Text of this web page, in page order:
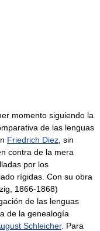
momento siguiendo la
de las lenguas
Friedrich Diez , sin
contra de la mera
por los
rígidas. Con su obra
1866-1868)
de las lenguas
de la genealogía
Schleicher. Para